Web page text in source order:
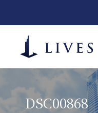
DSC00868